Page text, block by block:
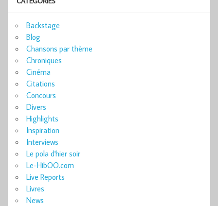
Backstage
Blog
Chansons par thème
Chroniques
Cinéma
Citations
Concours
Divers
Highlights
Inspiration
Interviews
Le pola d'hier soir
Le-HibOO.com
Live Reports
Livres
News